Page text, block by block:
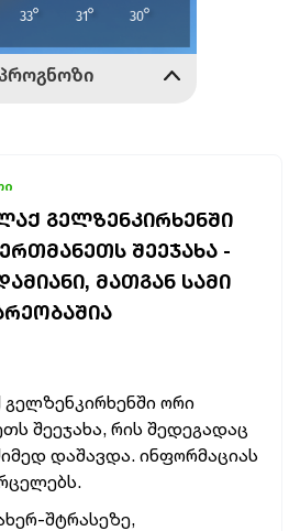
ᲒᲔᲚᲖᲔᲜᲙᲘᲠᲮᲔᲜᲨᲘ
ᲨᲔᲔᲯᲐᲮᲐ -
ᲛᲐᲗᲒᲐᲜ ᲡᲐᲛᲘ
გელზენკირხენში ორი
შეეჯახა, რის შედეგადაც
დაშავდა. ინფორმაციას
შტრასეზე,